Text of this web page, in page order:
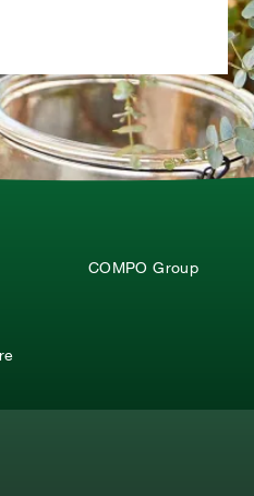
COMPO Group